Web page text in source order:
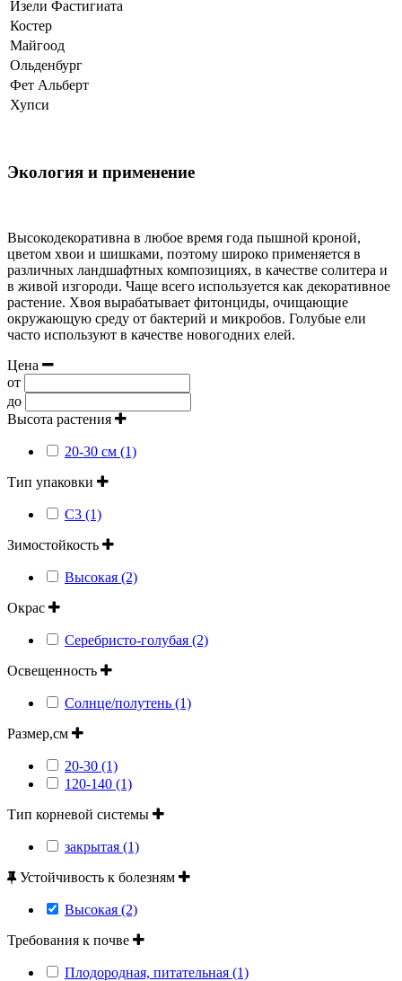
Изели Фастигиата
Костер
Майгоод
Ольденбург
Фет Альберт
Хупси
Экология и применение
Высокодекоративна в любое время года пышной кроной,
цветом хвои и шишками, поэтому широко применяется в
различных ландшафтных композициях, в качестве солитера и
в живой изгороди. Чаще всего используется как декоративное
растение. Хвоя вырабатывает фитонциды, очищающие
окружающую среду от бактерий и микробов. Голубые ели
часто используют в качестве новогодних елей.
Цена
от
до
Высота растения
20-30 см (1)
Тип упаковки
С3 (1)
Зимостойкость
Высокая (2)
Окрас
Серебристо-голубая (2)
Освещенность
Солнце/полутень (1)
Размер,см
20-30 (1)
120-140 (1)
Тип корневой системы
закрытая (1)
Устойчивость к болезням
Высокая (2)
Требования к почве
Плодородная, питательная (1)